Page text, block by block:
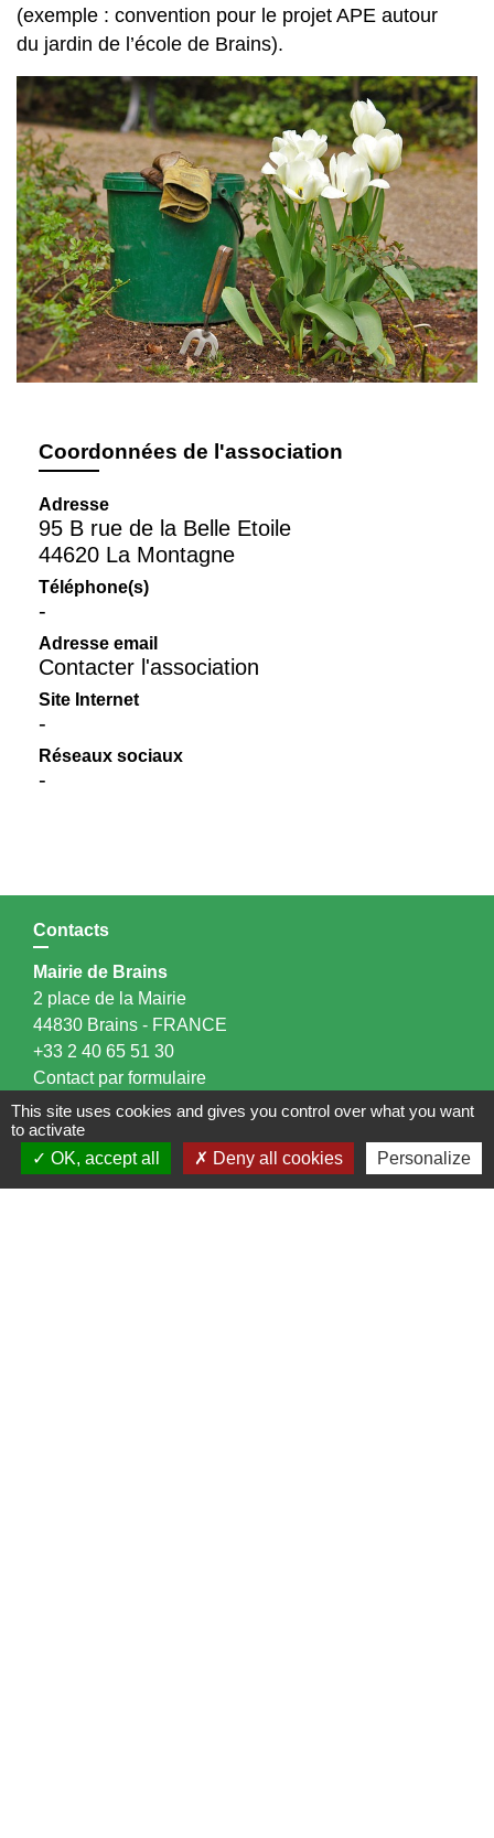
(exemple : convention pour le projet APE autour
du jardin de l’école de Brains).
Coordonnées de l'association
Adresse
95 B rue de la Belle Etoile
44620 La Montagne
Téléphone(s)
-
Adresse email
Contacter l'association
Site Internet
-
Réseaux sociaux
-
Contacts
Mairie de Brains
2 place de la Mairie
44830 Brains - FRANCE
+33 2 40 65 51 30
Contact par formulaire
Horaires d'ouverture:
Lundi : 14h - 17h
This site uses cookies and gives you control over what you want
to activate
OK, accept all
Deny all cookies Personalize